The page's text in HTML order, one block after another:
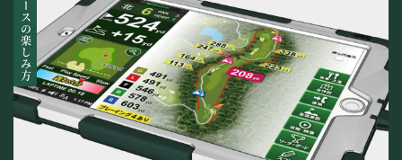
コースの楽しみ方